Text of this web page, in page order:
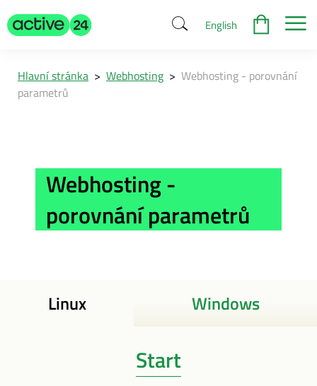
English
Hlavní stránka > Webhosting > Webhosting - porovnání
parametrů
Webhosting -
porovnání parametrů
Linux Windows
Start